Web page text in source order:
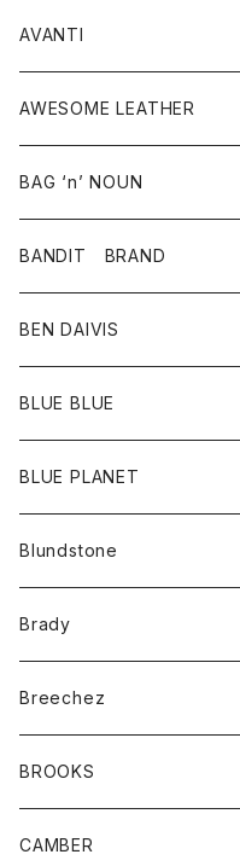
シューズ
アクセサリー
その他雑貨
ジャケット
ベスト
シャツ
ワンピース
ボトム
スカート
パンツ
グッズ
靴
ウォレット
バッグ
グッズ
靴
AVANTI
シャツ
AWESOME LEATHER
アウター
革ジャケット
BAG ‘n’ NOUN
アクセサリー
バッグ
ポーチ
BANDIT BRAND
トップス
Ｔシャツ
BEN DAIVIS
ポトム
パンツ
BLUE BLUE
アウター
カーディガン
コート
アクセサリー
バッグ
ベルト
キッズ
Tシャツ
グッズ
アンダーウェアー
カードホルダー
トップス
カーディガン
ボトム
BLUE PLANET
サングラス
Blundstone
Brady
Breechez
シャツ
BROOKS
グッズ
CAMBER